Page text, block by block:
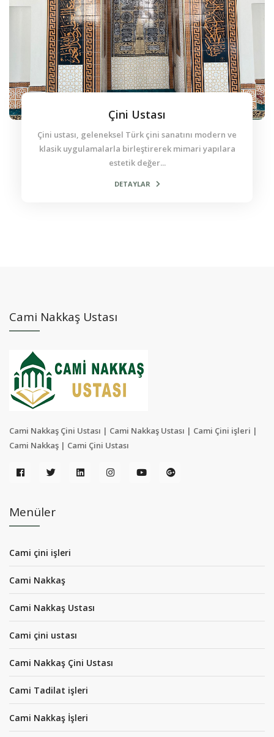
Çini Ustası
Çini ustası, geleneksel Türk çini sanatını modern ve
klasik uygulamalarla birleştirerek mimari yapılara
estetik değer...
DETAYLAR
Cami Nakkaş Ustası
Cami Nakkaş Çini Ustası | Cami Nakkaş Ustası | Cami Çini işleri |
Cami Nakkaş | Cami Çini Ustası
Menüler
Cami çini işleri
Cami Nakkaş
Cami Nakkaş Ustası
Cami çini ustası
Cami Nakkaş Çini Ustası
Cami Tadilat işleri
Cami Nakkaş İşleri